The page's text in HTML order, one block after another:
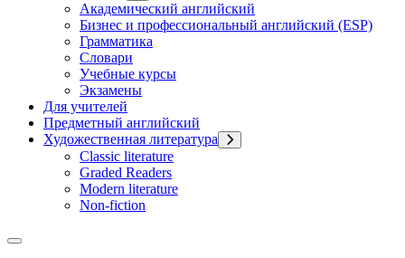
Академический английский
Бизнес и профессиональный английский (ESP)
Грамматика
Словари
Учебные курсы
Экзамены
Для учителей
Предметный английский
Художественная литература
Classic literature
Graded Readers
Modern literature
Non-fiction